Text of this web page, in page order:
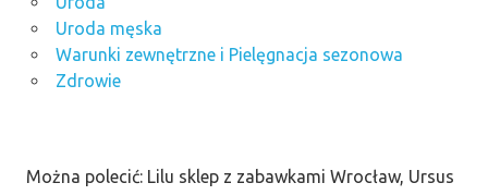
Uroda męska
Warunki zewnętrzne i Pielęgnacja sezonowa
Zdrowie
Można polecić: Lilu sklep z zabawkami Wrocław, Ursus